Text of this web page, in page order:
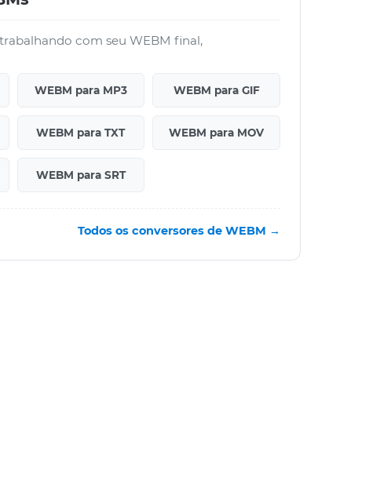
com seu WEBM final,
WEBM para MP3 WEBM para GIF
WEBM para TXT WEBM para MOV
WEBM para SRT
Todos os conversores de WEBM →